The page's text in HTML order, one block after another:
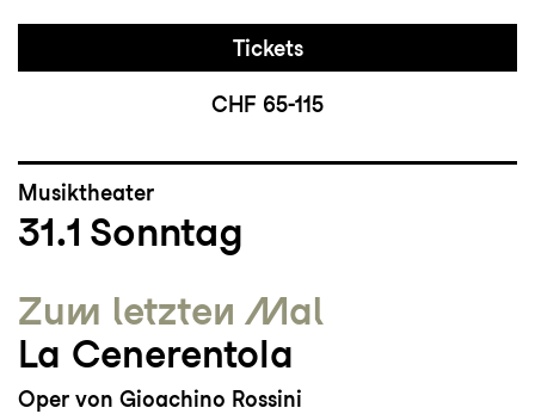
Tickets
CHF 65-115
Musiktheater
31.1 Sonntag
Zum letzten Mal
La Cenerentola
Oper von Gioachino Rossini